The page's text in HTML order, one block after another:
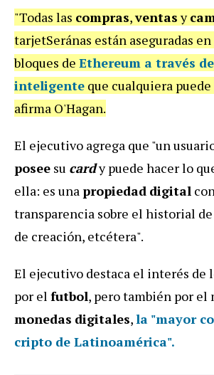
"Todas las compras,ventasy
tarjetSeránas están aseguradas en
bloques de Ethereum a través
inteligente que cualquiera
afirma O'Hagan.
El ejecutivo agrega que "un
posee su cardy puede hacer lo
ella: es una propiedad digital
transparencia sobre el historial de
de creación, etcétera".
El ejecutivo destaca el interés de
por el futbol, pero también por el
monedas digitales,la "mayor
cripto de Latinoamérica".